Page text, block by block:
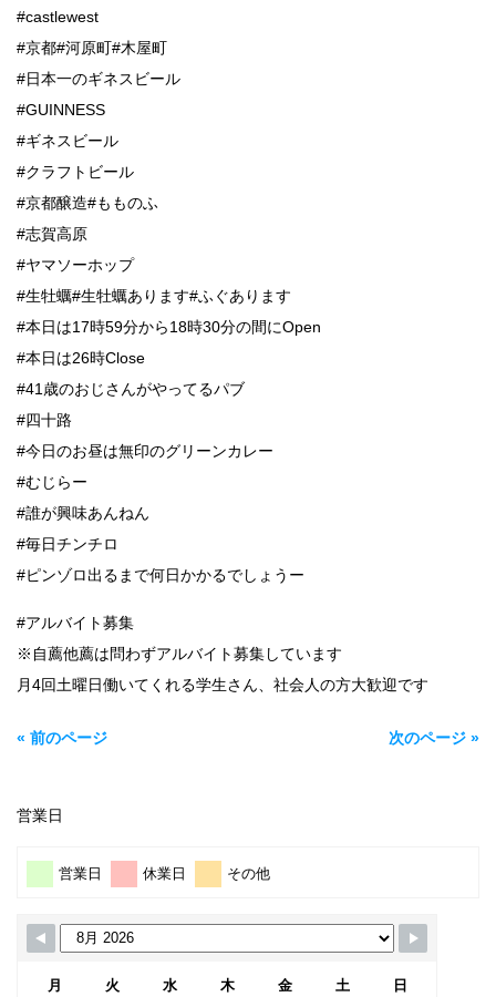
#castlewest
#京都#河原町#木屋町
#日本一のギネスビール
#GUINNESS
#ギネスビール
#クラフトビール
#京都醸造#もものふ
#志賀高原
#ヤマソーホップ
#生牡蠣#生牡蠣あります#ふぐあります
#本日は17時59分から18時30分の間にOpen
#本日は26時Close
#41歳のおじさんがやってるパブ
#四十路
#今日のお昼は無印のグリーンカレー
#むじらー
#誰が興味あんねん
#毎日チンチロ
#ピンゾロ出るまで何日かかるでしょうー
#アルバイト募集
※自薦他薦は問わずアルバイト募集しています
月4回土曜日働いてくれる学生さん、社会人の方大歓迎です
« 前のページ 次のページ »
営業日
営業日 休業日 その他
月 火 水 木 金 土 日